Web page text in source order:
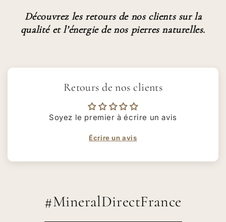
Découvrez les retours de nos clients sur la
qualité et l’énergie de nos pierres naturelles.
Retours de nos clients
Soyez le premier à écrire un avis
Écrire un avis
#MineralDirectFrance